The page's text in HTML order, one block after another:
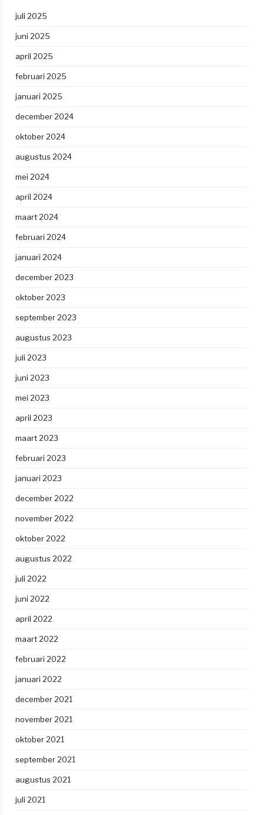
juli 2025
juni 2025
april 2025
februari 2025
januari 2025
december 2024
oktober 2024
augustus 2024
mei 2024
april 2024
maart 2024
februari 2024
januari 2024
december 2023
oktober 2023
september 2023
augustus 2023
juli 2023
juni 2023
mei 2023
april 2023
maart 2023
februari 2023
januari 2023
december 2022
november 2022
oktober 2022
augustus 2022
juli 2022
juni 2022
april 2022
maart 2022
februari 2022
januari 2022
december 2021
november 2021
oktober 2021
september 2021
augustus 2021
juli 2021